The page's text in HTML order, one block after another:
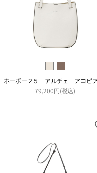
79,200円(税込)